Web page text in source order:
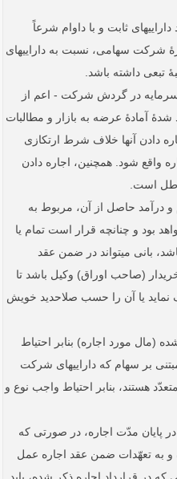
ثابت و با داوام شرعاً
شرکت سهامی، نسبت به دارایی­های
تبعی داشته باشد.
سرمایه در گردش شرکت - اعم از
شدۀ آمادۀ عرضه به بازار و مطالبات
دادن آنها خلاف شرط ارتکازی
واقع شود. همچنین، اجاره دادن
است.
درآمد حاصل از آن، مربوط به
بود و چنانچه قرار است تمام یا
بانی می­تواند در ضمن عقد
(صاحب اوراق) وکیل باشد تا
نماید یا آن را حسب صلاحدید خویش
(مال مورد اجاره) بنابر احتیاط
بر سهام که دارایی­های شرکت
هستند، بنابر احتیاط واجب نوع و
پایان مدّت اجاره، در صورتی که
و به تعهّدات ضمن عقد اجاره عمل
قرارداد اجاره ذکر شده، باید